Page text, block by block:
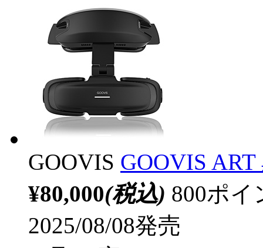
GOOVIS GOOVIS
¥80,000(税込) 800ポ
2025/08/08発売